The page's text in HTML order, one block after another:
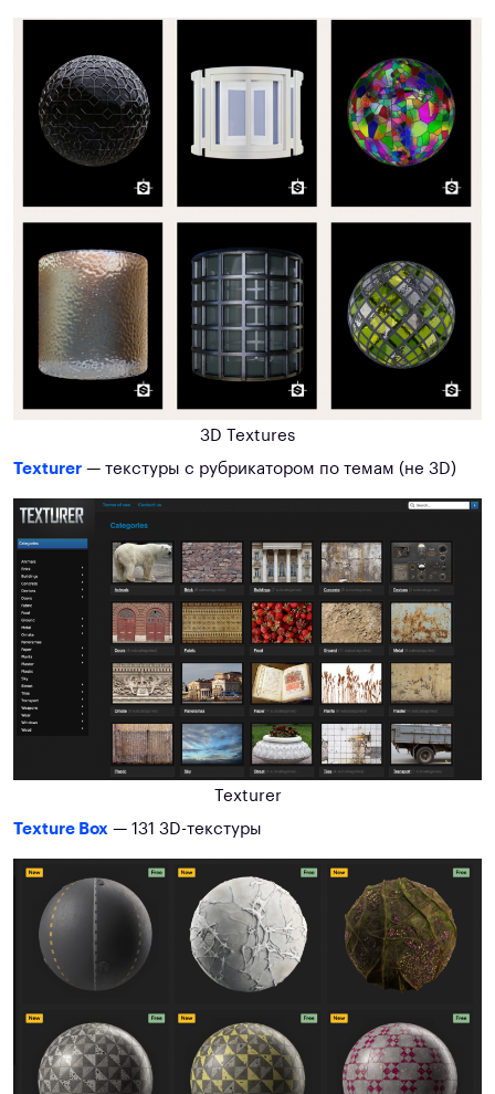
3D Textures
Texturer — текстуры с рубрикатором по темам (не 3D)
Texturer
Texture Box — 131 3D-текстуры